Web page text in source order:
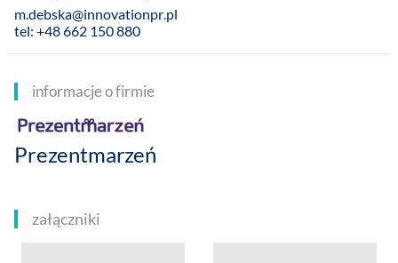
m.debska@innovationpr.pl
tel: +48 662 150 880
informacje o firmie
Prezentmarzeń
załączniki